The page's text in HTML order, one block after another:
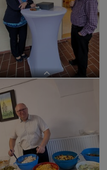
im BEGEGNUNGSzentrum
im BEGEGNUNGSzentrum